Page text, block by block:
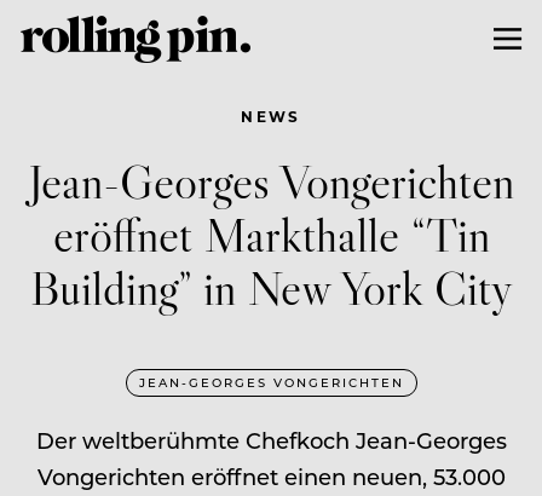
NEWS
Jean-Georges Vongerichten
eröffnet Markthalle “Tin
Building” in New York City
JEAN-GEORGES VONGERICHTEN
Der weltberühmte Chefkoch Jean-Georges
Vongerichten eröffnet einen neuen, 53.000